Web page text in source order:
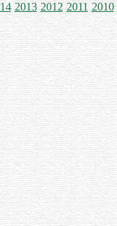
2013 2012 2011 2010